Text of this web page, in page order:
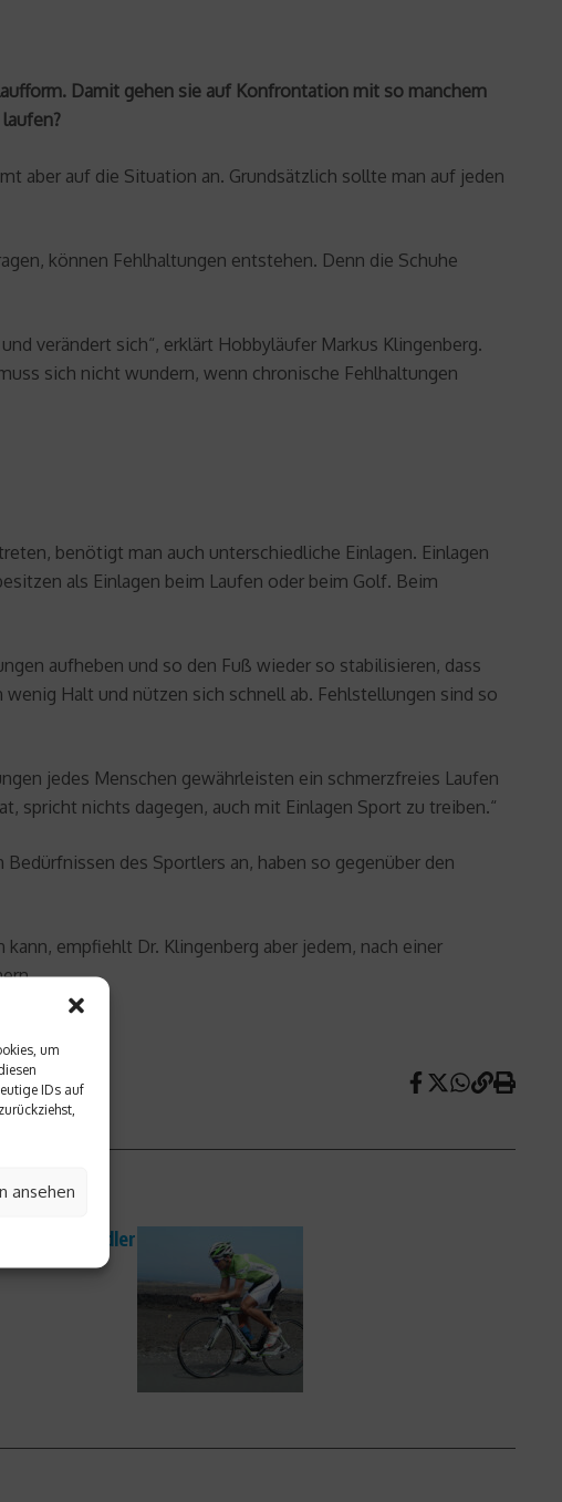
um
IDs auf
ansehen
Damit gehen sie auf Konfrontation mit so manchem
aber auf die Situation an. Grundsätzlich sollte man auf jeden
können Fehlhaltungen entstehen. Denn die Schuhe
verändert sich“, erklärt Hobbyläufer Markus Klingenberg.
sich nicht wundern, wenn chronische Fehlhaltungen
benötigt man auch unterschiedliche Einlagen. Einlagen
als Einlagen beim Laufen oder beim Golf. Beim
aufheben und so den Fuß wieder so stabilisieren, dass
Halt und nützen sich schnell ab. Fehlstellungen sind so
jedes Menschen gewährleisten ein schmerzfreies Laufen
spricht nichts dagegen, auch mit Einlagen Sport zu treiben.“
des Sportlers an, haben so gegenüber den
empfiehlt Dr. Klingenberg aber jedem, nach einer
Stadler